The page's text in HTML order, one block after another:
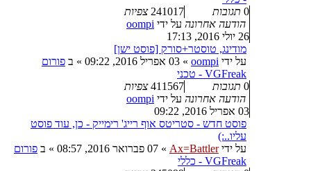
0 תגובות 241017 צפיות
הודעה אחרונה על ידי oompi
26 יולי 2016, 17:13
מודינג, טוסטר+סורק [פוסט ישן]
על ידי oompi
» 03 אפריל 2016, 09:22 » ב פורום
VGFreak - טכני
0 תגובות 411567 צפיות
הודעה אחרונה על ידי oompi
03 אפריל 2016, 09:22
פוסט חדש - סטריטס אוף רייג' רימייק - כן, עוד פוסט
עליו..:)
על ידיAx=Battler
» 07 פברואר 2016, 08:57 » ב פורום
VGFreak - כללי